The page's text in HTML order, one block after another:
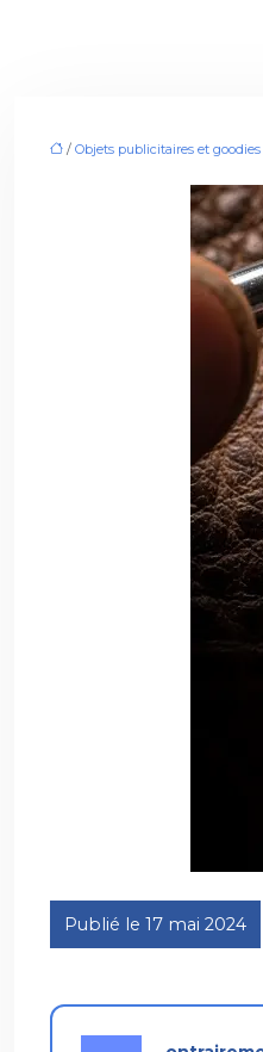
/ Objets publicitaires et goodies
Publié le 17 mai 2024